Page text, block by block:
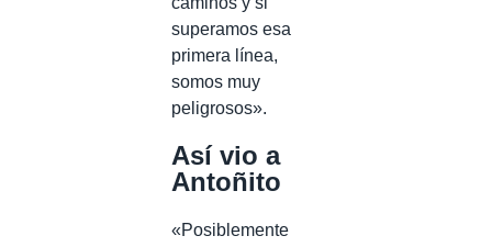
superamos esa
primera línea,
somos muy
peligrosos».
Así vio a
Antoñito
«Posiblemente